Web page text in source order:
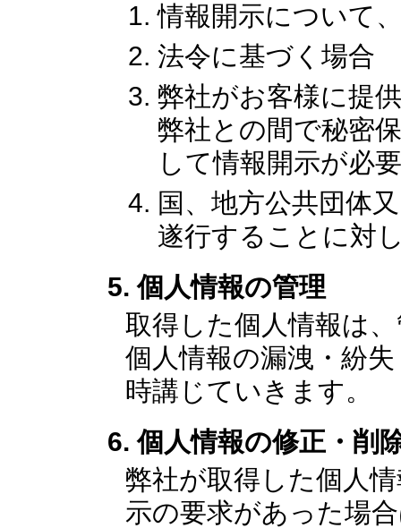
情報開示について
法令に基づく場合
弊社がお客様に提
弊社との間で秘密
して情報開示が必
国、地方公共団体
遂行することに対
個人情報の管理
取得した個人情報は
個人情報の漏洩・紛
時講じていきます。
個人情報の修正・削
弊社が取得した個人
示の要求があった場